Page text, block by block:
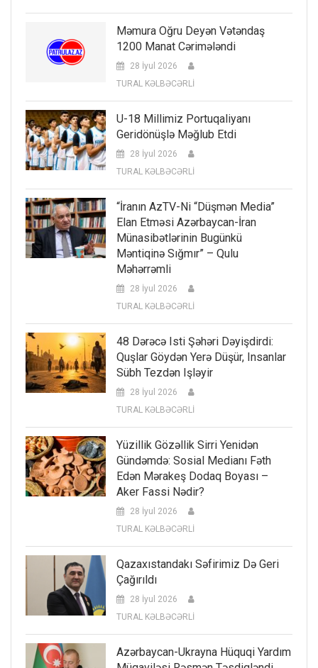
Məmura Oğru Deyən Vətəndaş
1200 Manat Cərimələndi
28 İyul 2026
TURAL KƏLBƏCƏRLİ
U-18 Millimiz Portuqaliyanı
Geridönüşlə Məğlub Etdi
28 İyul 2026
TURAL KƏLBƏCƏRLİ
“İranın AzTV-Ni “düşmən Media”
Elan Etməsi Azərbaycan-İran
Münasibətlərinin Bugünkü
Məntiqinə Sığmır” – Qulu
Məhərrəmli
28 İyul 2026
TURAL KƏLBƏCƏRLİ
48 Dərəcə Isti Şəhəri Dəyişdirdi:
Quşlar Göydən Yerə Düşür, Insanlar
Sübh Tezdən Işləyir
28 İyul 2026
TURAL KƏLBƏCƏRLİ
Yüzillik Gözəllik Sirri Yenidən
Gündəmdə: Sosial Medianı Fəth
Edən Mərakeş Dodaq Boyası –
Aker Fassi Nədir?
28 İyul 2026
TURAL KƏLBƏCƏRLİ
Qazaxıstandakı Səfirimiz Də Geri
Çağırıldı
28 İyul 2026
TURAL KƏLBƏCƏRLİ
Azərbaycan-Ukrayna Hüquqi Yardım